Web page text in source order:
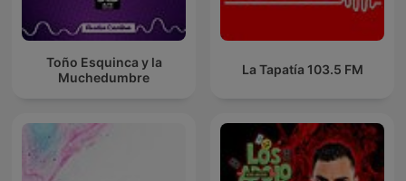
Toño Esquinca y la
Muchedumbre
La Tapatía 103.5 FM